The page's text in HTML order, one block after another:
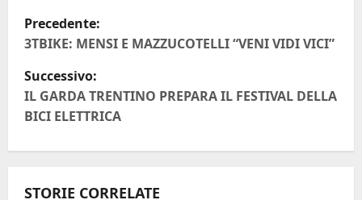
N
a
v
i
g
a
Precedente:
3TBIKE: MENSI E MAZZUCOTELLI “VENI VIDI VICI”
Successivo:
IL GARDA TRENTINO PREPARA IL FESTIVAL DELLA
BICI ELETTRICA
STORIE CORRELATE